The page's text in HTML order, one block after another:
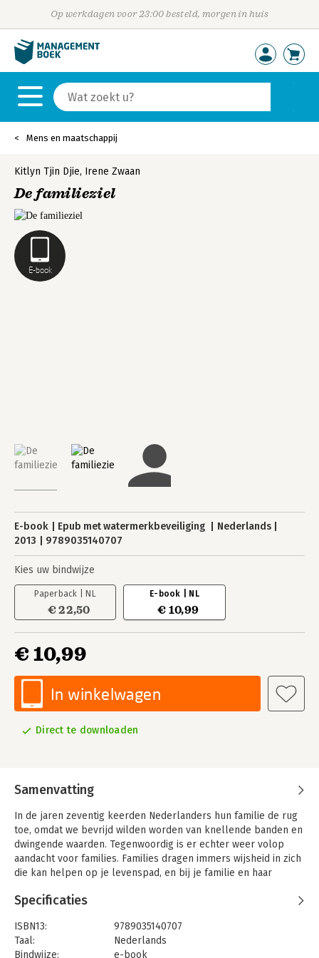
Op werkdagen voor 23:00 besteld, morgen in huis
Mens en maatschappij
E-book
Kitlyn Tjin Djie, Irene Zwaan
De familieziel
E-book Epub met watermerkbeveiliging
Nederlands
2013
9789035140707
Kies uw bindwijze
Paperback | NL
€ 22,50
E-book | NL
€ 10,99
€ 10,99
In winkelwagen
Direct te downloaden
Samenvatting
In de jaren zeventig keerden Nederlanders hun familie de rug
toe, omdat we bevrijd wilden worden van knellende banden en
dwingende waarden. Tegenwoordig is er echter weer volop
aandacht voor families. Families dragen immers wijsheid in zich
die kan helpen op je levenspad, en bij je familie en haar
en in tijden van kwetsbaarheid.
Maar hoe mobiliseer je deze familiewijsheid? Cruciaal is dat je
inzicht krijgt in de manier waarop je familie is georganiseerd en
op welke pijlers zij is opgetrokken. Wat is de geschiedenis van
Specificaties
ISBN13:
9789035140707
Taal:
Nederlands
Bindwijze:
e-book